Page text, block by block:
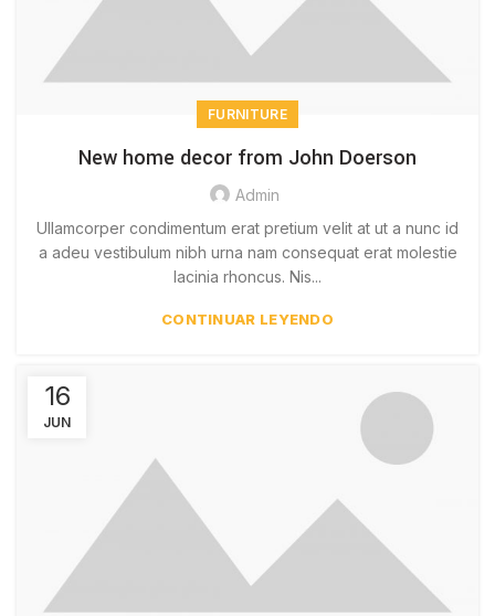
FURNITURE
New home decor from John Doerson
Admin
Ullamcorper condimentum erat pretium velit at ut a nunc id
a adeu vestibulum nibh urna nam consequat erat molestie
lacinia rhoncus. Nis...
CONTINUAR LEYENDO
16
JUN